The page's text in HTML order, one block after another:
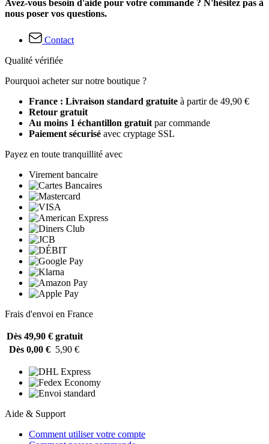
Avez-vous besoin d'aide pour votre commande ? N'hésitez pas à
nous poser vos questions.
Contact
Qualité vérifiée
Pourquoi acheter sur notre boutique ?
France : Livraison standard gratuite à partir de 49,90 €
Retour gratuit
Au moins 1 échantillon gratuit par commande
Paiement sécurisé avec cryptage SSL
Payez en toute tranquillité avec
Virement bancaire
Frais d'envoi en France
Dès 49,90 € gratuit
Dès 0,00 € 5,90 €
Aide & Support
Comment utiliser votre compte